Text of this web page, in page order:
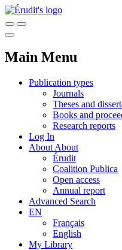
Main Menu
Publication types
Journals
Theses and
Books and
Research reports
Log In
About About
Érudit
Coalition Publica
Open access
Annual report
Advanced Search
EN
Français
English
My Library